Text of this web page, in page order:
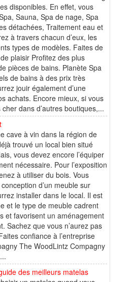
disponibles. En effet, vous
Sauna, Spa de nage, Spa
détachées, Traitement eau et
à travers chacun d’eux, les
types de modèles. Faites de
plaisir Profitez des plus
pièces de bains. Planète Spa
de bains à des prix très
jouir également d’une
achats. Encore mieux, si vous
dans d’autres boutiques,...
cave à vin dans la région de
trouvé un local bien situé
vous devez encore l’équiper
nécessaire. Pour l’exposition
à utiliser du bois. Vous
d’un meuble sur
installer dans le local. Il est
et le type de meuble cadrent
et favorisent un aménagement
Sachez que vous n’aurez pas
confiance à l’entreprise
The WoodLintz Compagny
des meilleurs matelas